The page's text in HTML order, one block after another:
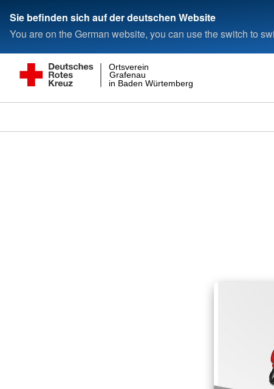
Sie befinden sich auf der deutschen Website
You are on the German website, you can use the switch to
in Baden Würtemberg
Grafenau
Ortsverein